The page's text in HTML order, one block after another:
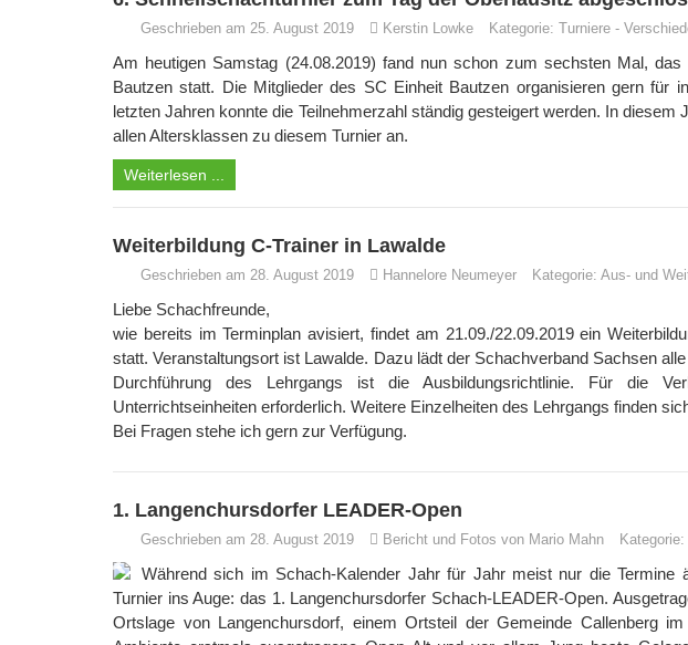
Geschrieben am 25. August 2019 Kerstin Lowke Kategorie: Turniere -
Am heutigen Samstag (24.08.2019) fand nun schon zum sechsten Mal,
Bautzen statt. Die Mitglieder des SC Einheit Bautzen organisieren gern für
letzten Jahren konnte die Teilnehmerzahl ständig gesteigert werden. In
allen Altersklassen zu diesem Turnier an.
Weiterlesen ...
Weiterbildung C-Trainer in Lawalde
Geschrieben am 28. August 2019 Hannelore Neumeyer Kategorie: Aus- und
Liebe Schachfreunde,
wie bereits im Terminplan avisiert, findet am 21.09./22.09.2019 ein
statt. Veranstaltungsort ist Lawalde. Dazu lädt der Schachverband Sachsen
Durchführung des Lehrgangs ist die Ausbildungsrichtlinie. Für die
Unterrichtseinheiten erforderlich. Weitere Einzelheiten des Lehrgangs finden
Bei Fragen stehe ich gern zur Verfügung.
1. Langenchursdorfer LEADER-Open
Geschrieben am 28. August 2019 Bericht und Fotos von Mario Mahn Kategorie:
Während sich im Schach-Kalender Jahr für Jahr meist nur die Termine
Turnier ins Auge: das 1. Langenchursdorfer Schach-LEADER-Open.
Ortslage von Langenchursdorf, einem Ortsteil der Gemeinde Callenberg